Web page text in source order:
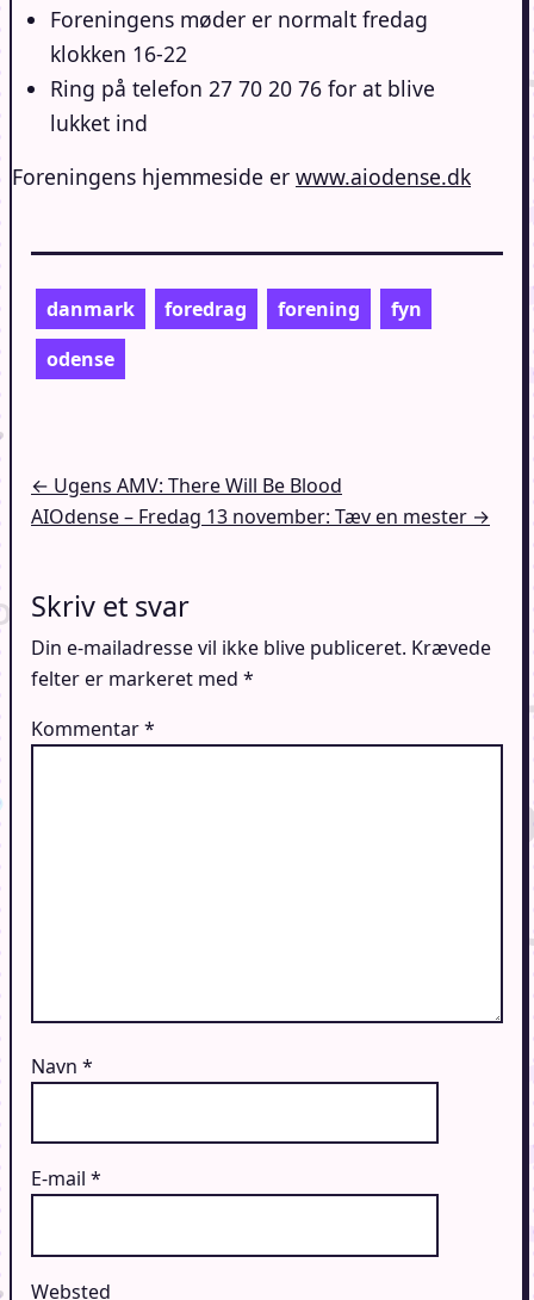
Foreningens møder er normalt fredag
klokken 16-22
Ring på telefon 27 70 20 76 for at blive
lukket ind
Foreningens hjemmeside er www.aiodense.dk
danmark foredrag forening
fyn
odense
Indlægsnavigation
← Ugens AMV: There Will Be Blood
AIOdense – Fredag 13 november: Tæv en mester →
Skriv et svar
Din e-mailadresse vil ikke blive publiceret. Krævede
felter er markeret med *
Kommentar*
Navn *
E-mail *
Websted